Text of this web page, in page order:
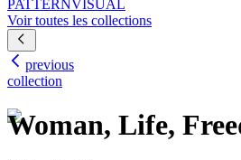
PATTERNVISUAL
Voir toutes les collections
previous
collection
Woman, Life,